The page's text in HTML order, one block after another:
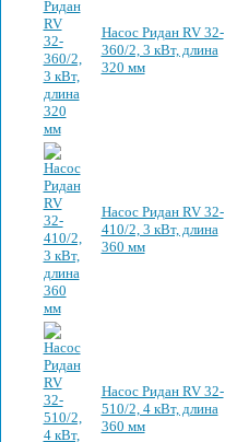
Насос Ридан RV 32-
360/2, 3 кВт, длина
320 мм
Насос Ридан RV 32-
410/2, 3 кВт, длина
360 мм
Насос Ридан RV 32-
510/2, 4 кВт, длина
360 мм